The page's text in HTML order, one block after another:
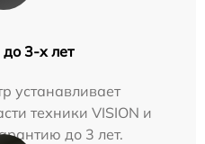
3-х лет
устанавливает
техники VISION и
до 3 лет.